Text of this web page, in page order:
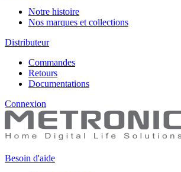
Notre histoire
Nos marques et collections
Distributeur
Commandes
Retours
Documentations
Connexion
Besoin d'aide